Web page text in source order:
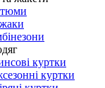
куртки
куртки